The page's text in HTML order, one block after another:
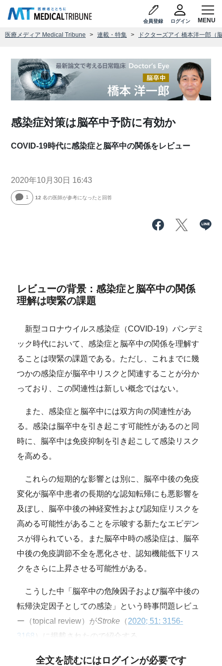
会員登録 ログイン
医療メディア Medical Tribune 連載・特集 ドクターズアイ 橋本洋一郎（
感染症対策は脳卒中予防に有効か
COVID-19時代に感染症と脳卒中の関係をレビュー
2020年10月30日 16:43
1 12 名の医師が参考になったと回答
レビューの背景：感染症と脳卒中の関係
理解は喫緊の課題
新型コロナウイルス感染症（COVID-19）パンデミ
ック時代において、感染症と脳卒中の関係を理解す
ることは喫緊の課題である。ただし、これまでに幾
つかの感染症が脳卒中リスクと関連することが分か
っており、この関連性は新しい概念ではない。
また、感染症と脳卒中には双方向の関連性があ
る。感染は脳卒中を引き起こす可能性があるのと同
時に、脳卒中は免疫抑制を引き起こして感染リスク
を高める。
これらの短期的な影響とは別に、脳卒中後の免疫
変化が脳卒中患者の長期的な認知転帰にも悪影響を
及ぼし、脳卒中後の神経変性および認知症リスクを
高める可能性があることを示唆する新たなエビデン
スが得られている。また脳卒中時の感染症は、脳卒
中後の免疫調節不全を悪化させ、認知機能低下リス
クをさらに上昇させる可能性がある。
こうした中「脳卒中の危険因子および脳卒中後の
転帰決定因子としての感染」という時事問題レビュ
ー（topical review）がStroke （2020; 51: 3156-
3168 ）に掲載されたので紹介する。
全文を読むにはログインが必要です